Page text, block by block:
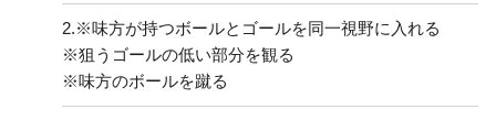
2.※味方が持つボールとゴールを同一視野に入れる
※狙うゴールの低い部分を観る
※味方のボールを蹴る